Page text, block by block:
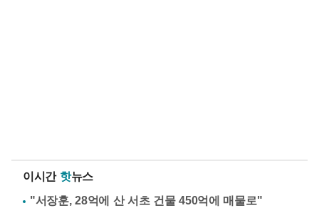
이시간 핫뉴스
"서장훈, 28억에 산 서초 건물 450억에 매물로"